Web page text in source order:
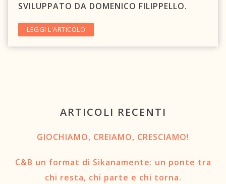
Newsletter
SVILUPPATO DA DOMENICO FILIPPELLO.
LEGGI L'ARTICOLO
ARTICOLI RECENTI
GIOCHIAMO, CREIAMO, CRESCIAMO!
C&B un format di Sikanamente: un ponte tra
chi resta, chi parte e chi torna.